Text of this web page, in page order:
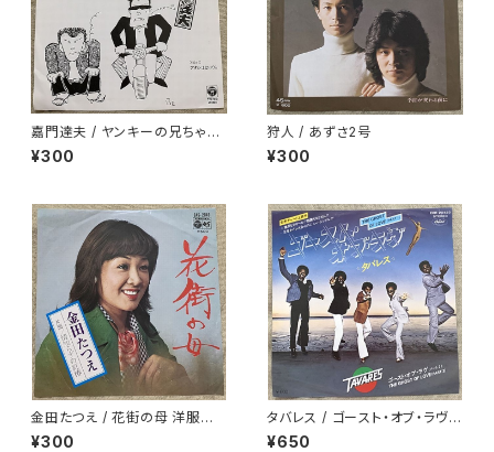
嘉門達夫 / ヤンキーの兄ちゃん
のうた
¥300
狩人 / あずさ2号
¥300
金田たつえ / 花街の母 洋服ジャ
ケ
¥300
タバレス / ゴースト・オブ・ラヴ
白ラベル
¥650